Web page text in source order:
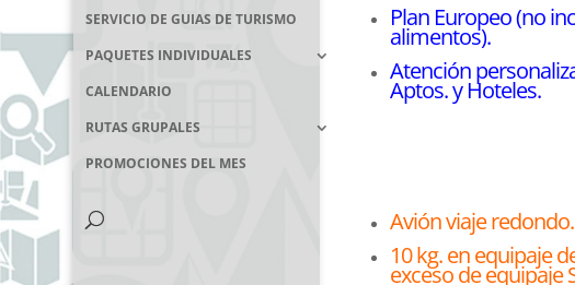
SERVICIO DE GUIAS DE TURISMO
PAQUETES INDIVIDUALES
CALENDARIO
RUTAS GRUPALES
PROMOCIONES DEL MES
Plan Europeo (no
alimentos).
Atención
Aptos. y Hoteles.
Avión viaje redondo.
10 kg. en equipaje
exceso de equipaje